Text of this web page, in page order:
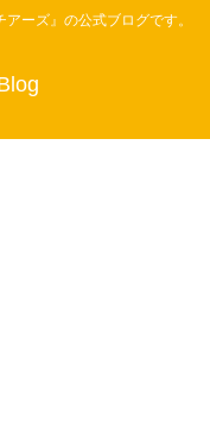
ーズ』の公式ブログです。